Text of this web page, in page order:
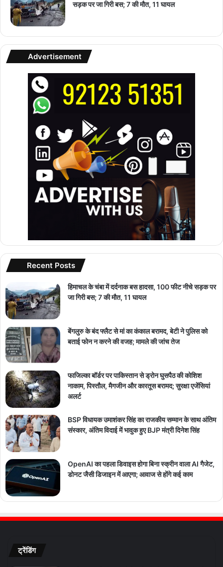
सड़क पर जा गिरी बस; 7 की मौत, 11 घायल
Advertisement
Recent Posts
हिमाचल के चंबा में दर्दनाक बस हादसा, 100 फीट नीचे सड़क पर
जा गिरी बस; 7 की मौत, 11 घायल
बेंगलुरु के बंद फ्लैट से मां का कंकाल बरामद, बेटी ने पुलिस को
बताई फोन न करने की वजह; मामले की जांच तेज
फाजिल्का बॉर्डर पर पाकिस्तान से ड्रोन घुसपैठ की कोशिश
नाकाम, पिस्तौल, मैगजीन और कारतूस बरामद; सुरक्षा एजेंसियां
अलर्ट
BSP विधायक उमाशंकर सिंह का राजकीय सम्मान के साथ अंतिम
संस्कार, अंतिम विदाई में भावुक हुए BJP मंत्री दिनेश सिंह
OpenAI का पहला डिवाइस होगा बिना स्क्रीन वाला AI गैजेट,
डोनट जैसी डिजाइन में आएगा; आवाज से होंगे कई काम
ट्रेंडिंग